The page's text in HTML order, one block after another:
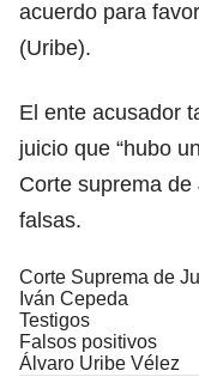
acuerdo para
(Uribe).
El ente acusador
juicio que “hubo
Corte suprema de
falsas.
Corte Suprema de
Iván Cepeda
Testigos
Falsos positivos
Álvaro Uribe Vélez